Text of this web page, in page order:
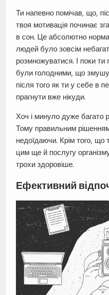
Ти напевно помічав, що,
твоя мотивація починає
в сон. Це абсолютно
людей було зовсім
розмножуватися. І поки
були голодними, що
після того як ти у себе в
прагнути вже нікуди.
Хоч і минуло дуже багато
Тому правильним
недоїдаючи. Крім того, що
цим ще й послугу
трохи здоровіше.
Ефективний